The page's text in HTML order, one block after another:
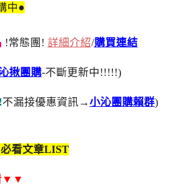
中●
!常態團! 詳細介紹/購買連結
揪團購-不斷更新中!!!!!)
不漏接優惠資訊→小沁團購賴群)
看文章LIST
▼▼